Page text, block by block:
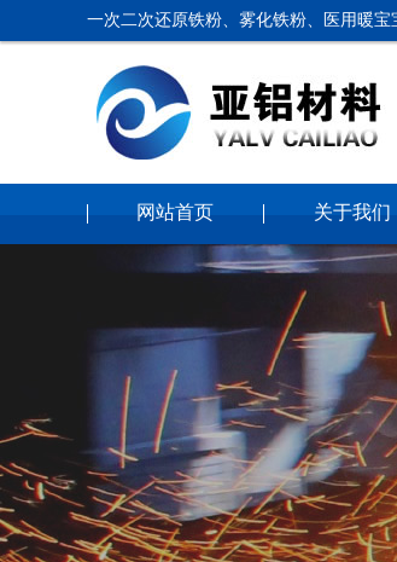
一次二次还原铁粉、雾化铁粉、医用暖
网站首页 关于我们